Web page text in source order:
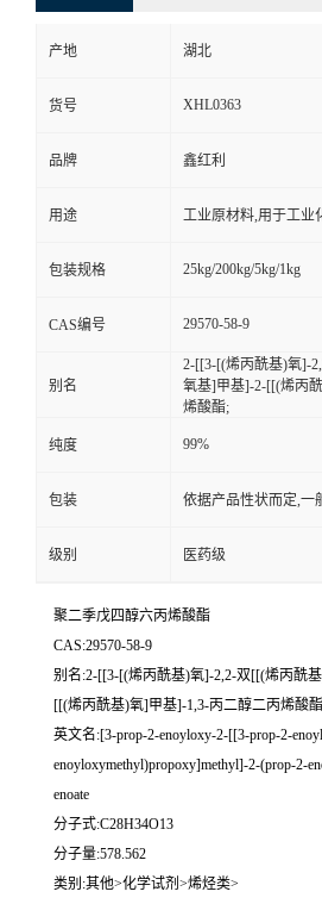
产地 湖北
货号 XHL0363
品牌 鑫红利
用途 工业原材料,用于工业
包装规格 25kg/200kg/5kg/1kg
CAS编号 29570-58-9
别名
2-[[3-[(烯丙酰基)氧]-
氧基]甲基]-2-[[(烯丙
烯酸酯;
纯度 99%
包装 依据产品性状而定,一
级别 医药级
聚二季戊四醇六丙烯酸酯
CAS:29570-58-9
别名:2-[[3-[(烯丙酰基)氧]-2,2-双[[(烯丙酰
[[(烯丙酰基)氧]甲基]-1,3-丙二醇二丙烯酸
英文名:[3-prop-2-enoyloxy-2-[[3-prop-2-
enoyloxymethyl)propoxy]methyl]-2-(prop-2-
enoate
分子式:C28H34O13
分子量:578.562
类别:其他>化学试剂>烯烃类>